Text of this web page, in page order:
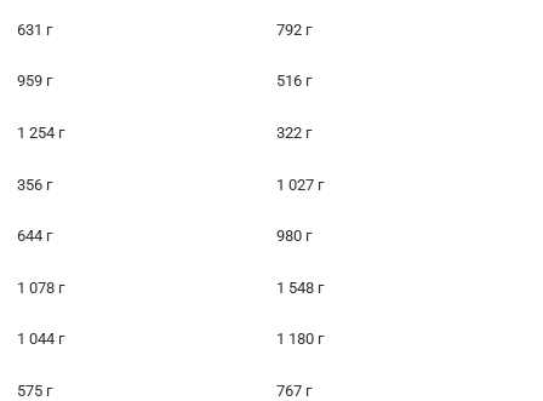
631 г 792 г
959 г 516 г
1 254 г 322 г
356 г 1 027 г
644 г 980 г
1 078 г 1 548 г
1 044 г 1 180 г
575 г 767 г